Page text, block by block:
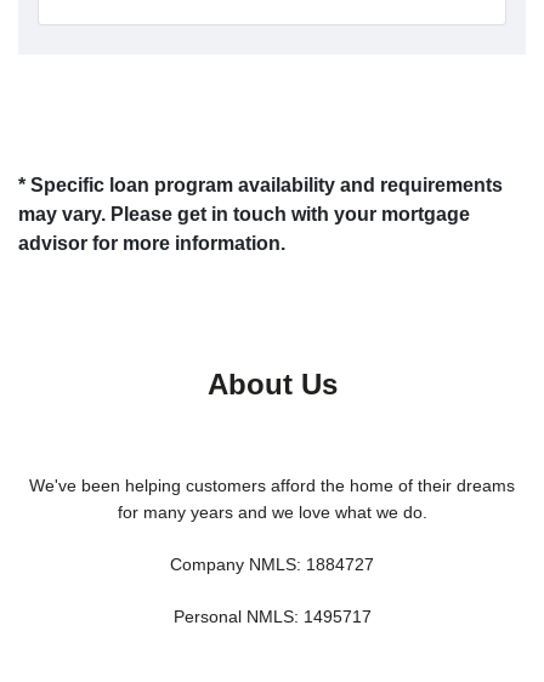
* Specific loan program availability and requirements
may vary. Please get in touch with your mortgage
advisor for more information.
About Us
We've been helping customers afford the home of their dreams
for many years and we love what we do.
Company NMLS: 1884727
Personal NMLS: 1495717